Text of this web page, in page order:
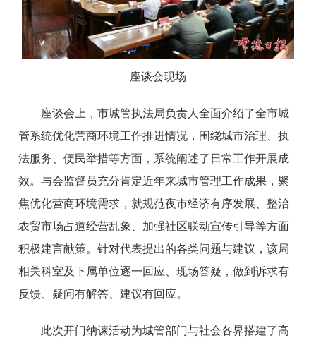
座谈会现场
座谈会上，市城管执法局负责人全面介绍了全市城
管系统优化营商环境工作推进情况，围绕城市治理、执
法服务、便民举措等方面，系统阐述了日常工作开展成
效。与会监督员充分肯定近年来城市管理工作成果，聚
焦优化营商环境需求，就规范夜市经济有序发展、整治
农贸市场占道经营乱象、加强社区联动宣传引导等方面
积极建言献策。针对代表提出的各类问题与建议，该局
相关科室及下属单位逐一回应、现场答疑，做到诉求有
反馈、疑问有解答、建议有回应。
此次开门纳谏活动为城管部门与社会各界搭建了高